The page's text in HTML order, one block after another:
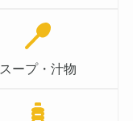
スープ・汁物